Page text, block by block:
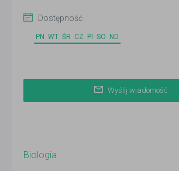
Dostępność
PN WT ŚR CZ PI SO ND
Wyślij wiadomość
Biologia